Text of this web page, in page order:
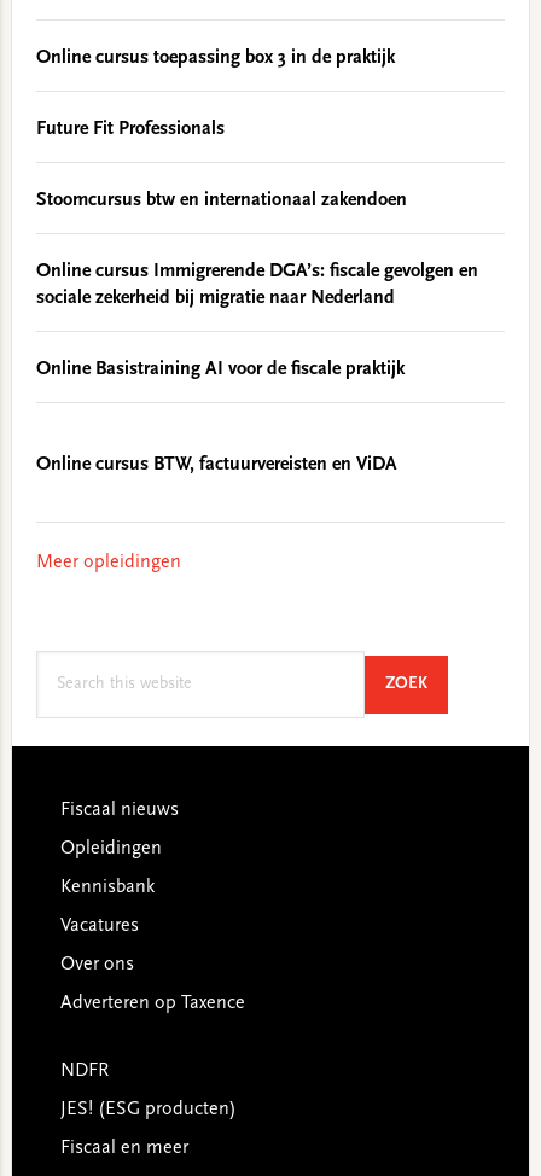
Online cursus toepassing box 3 in de praktijk
Future Fit Professionals
Stoomcursus btw en internationaal zakendoen
Online cursus Immigrerende DGA’s: fiscale gevolgen en
sociale zekerheid bij migratie naar Nederland
Online Basistraining AI voor de fiscale praktijk
Online cursus BTW, factuurvereisten en ViDA
Meer opleidingen
ZOEKSEARCH
Footer
Fiscaal nieuws
Opleidingen
Kennisbank
Vacatures
Over ons
Adverteren op Taxence
NDFR
JES! (ESG producten)
Fiscaal en meer